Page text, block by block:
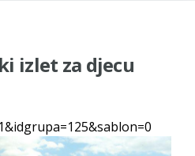
SREDSTAVA ZA
KUPOVINE SEOSKE KUĆE SA
preduzetnika - Nenad
izlet za djecu